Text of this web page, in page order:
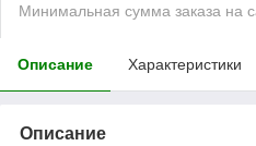
Минимальная сумма заказа на
Описание Характеристики
Описание